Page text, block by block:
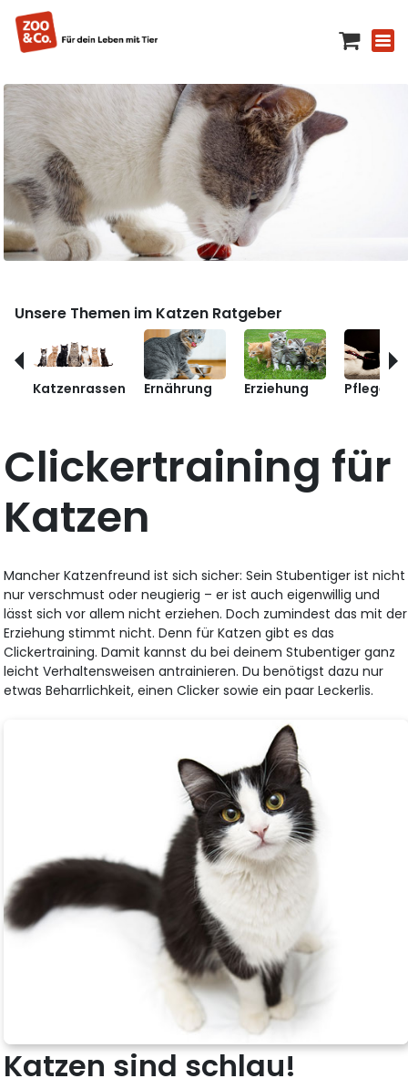
Unsere Themen im Katzen Ratgeber
Katzenrassen Ernährung Erziehung Pflege
Clickertraining für
Katzen
Mancher Katzenfreund ist sich sicher: Sein Stubentiger ist nicht
nur verschmust oder neugierig – er ist auch eigenwillig und
lässt sich vor allem nicht erziehen. Doch zumindest das mit der
Erziehung stimmt nicht. Denn für Katzen gibt es das
Clickertraining. Damit kannst du bei deinem Stubentiger ganz
leicht Verhaltensweisen antrainieren. Du benötigst dazu nur
etwas Beharrlichkeit, einen Clicker sowie ein paar Leckerlis.
Katzen sind schlau!